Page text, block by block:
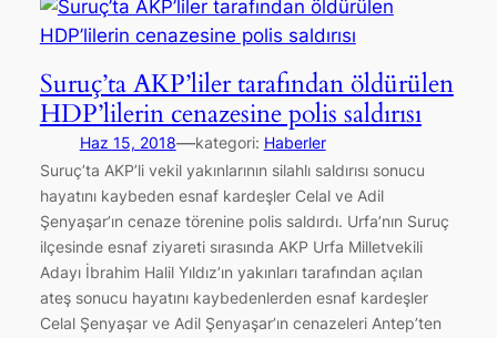
Suruç’ta AKP’liler tarafından öldürülen
HDP’lilerin cenazesine polis saldırısı
Haz 15, 2018—kategori: Haberler
Suruç’ta AKP’li vekil yakınlarının silahlı saldırısı sonucu
hayatını kaybeden esnaf kardeşler Celal ve Adil
Şenyaşar’ın cenaze törenine polis saldırdı. Urfa’nın Suruç
ilçesinde esnaf ziyareti sırasında AKP Urfa Milletvekili
Adayı İbrahim Halil Yıldız’ın yakınları tarafından açılan
ateş sonucu hayatını kaybedenlerden esnaf kardeşler
Celal Şenyaşar ve Adil Şenyaşar’ın cenazeleri Antep’ten